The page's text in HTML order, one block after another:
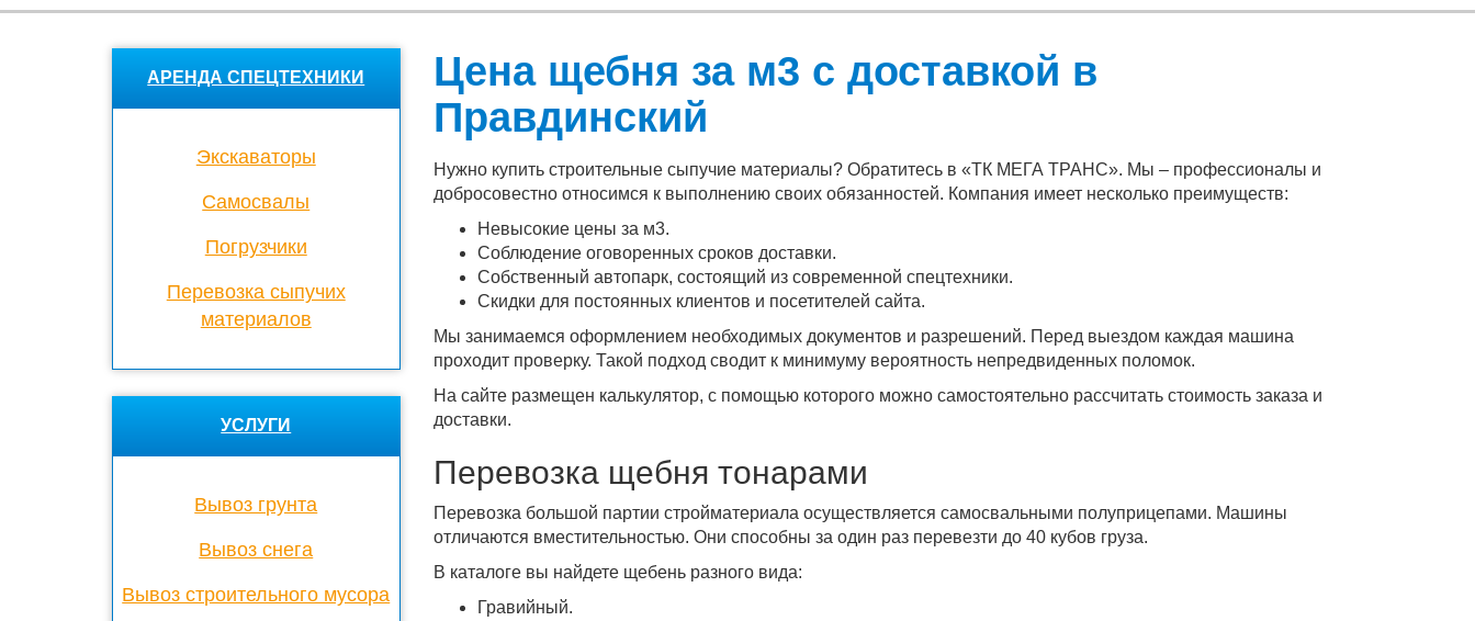
Цена щебня за м3 с доставкой в
Правдинский
Нужно купить строительные сыпучие материалы? Обратитесь в «ТК МЕГА ТРАНС». Мы – профессионалы и
добросовестно относимся к выполнению своих обязанностей. Компания имеет несколько преимуществ:
Невысокие цены за м3.
Соблюдение оговоренных сроков доставки.
Собственный автопарк, состоящий из современной спецтехники.
Скидки для постоянных клиентов и посетителей сайта.
Мы занимаемся оформлением необходимых документов и разрешений. Перед выездом каждая машина
проходит проверку. Такой подход сводит к минимуму вероятность непредвиденных поломок.
На сайте размещен калькулятор, с помощью которого можно самостоятельно рассчитать стоимость заказа и
доставки.
Перевозка щебня тонарами
Перевозка большой партии стройматериала осуществляется самосвальными полуприцепами. Машины
отличаются вместительностью. Они способны за один раз перевезти до 40 кубов груза.
В каталоге вы найдете щебень разного вида:
Гравийный.
АРЕНДА СПЕЦТЕХНИКИ
Экскаваторы
Cамосвалы
Погрузчики
Перевозка сыпучих
материалов
УСЛУГИ
Вывоз грунта
Вывоз снега
Вывоз строительного мусора